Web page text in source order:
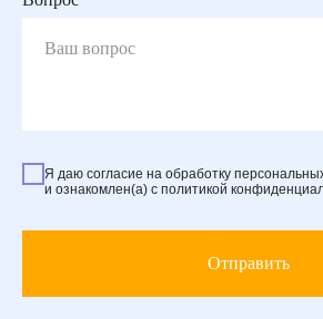
Я даю согласие на обработку
и ознакомлен(а) с политикой
Отправить